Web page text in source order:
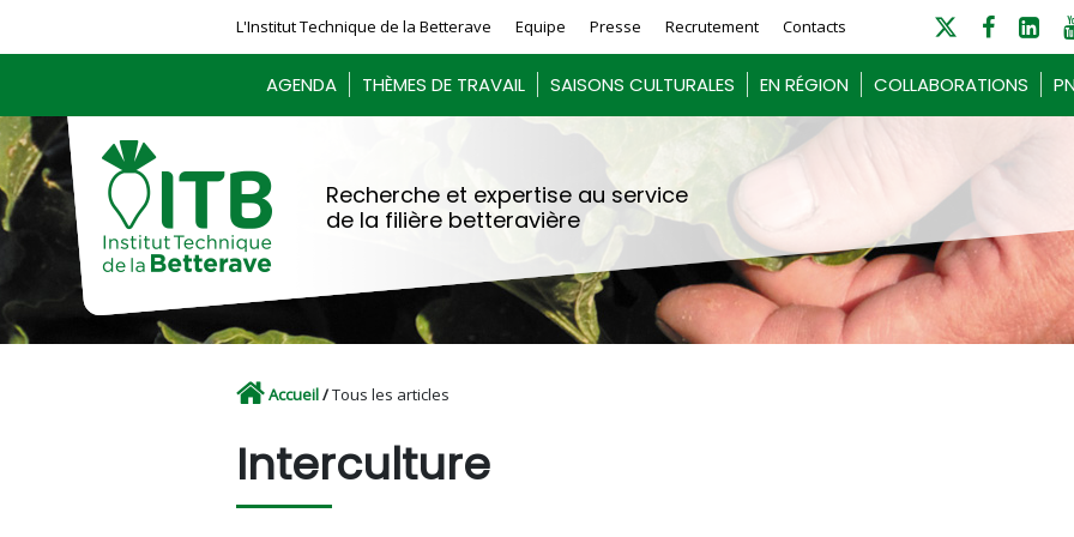
L'Institut Technique de la Betterave Equipe Presse Recrutement Contacts
AGENDA THÈMES DE TRAVAIL SAISONS CULTURALES EN RÉGION COLLABORATIONS
Recherche et expertise au service
de la filière betteravière
Accueil/Tous les articles
Interculture